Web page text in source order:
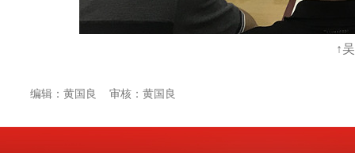
↑
编辑：黄国良 审核：黄国良